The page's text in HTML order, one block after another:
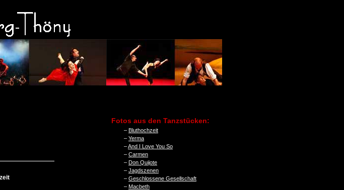
Fotos aus den Tanzstücken:
– Bluthochzeit
– Yerma
–And I Love You So
– Carmen
– Don Quijote
– Jagdszenen
– Geschlossene Gesellschaft
– Macbeth